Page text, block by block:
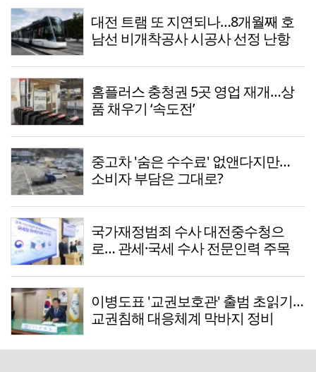
대전 트램 또 지연되나…8개월째 호
남선 비개착공사 시공사 선정 난항
홈플러스 충청권 5곳 영업 재개…상
품 채우기 ‘속도전’
중고차 '숨은 수수료' 없앤다지만…
소비자 부담은 그대로?
국가재정범죄 수사 대전중수청으
로… 관세·국세 수사 전문인력 주목
이병도표 '교권보호관' 출범 초읽기…
교권침해 대응체계 막바지 정비